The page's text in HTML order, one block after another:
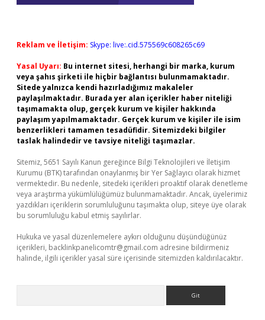
Reklam ve İletişim: Skype: live:.cid.575569c608265c69
Yasal Uyarı: Bu internet sitesi, herhangi bir marka, kurum
veya şahıs şirketi ile hiçbir bağlantısı bulunmamaktadır.
Sitede yalnızca kendi hazırladığımız makaleler
paylaşılmaktadır. Burada yer alan içerikler haber niteliği
taşımamakta olup, gerçek kurum ve kişiler hakkında
paylaşım yapılmamaktadır. Gerçek kurum ve kişiler ile isim
benzerlikleri tamamen tesadüfidir. Sitemizdeki bilgiler
taslak halindedir ve tavsiye niteliği taşımazlar.
Sitemiz, 5651 Sayılı Kanun gereğince Bilgi Teknolojileri ve İletişim
Kurumu (BTK) tarafından onaylanmış bir Yer Sağlayıcı olarak hizmet
vermektedir. Bu nedenle, sitedeki içerikleri proaktif olarak denetleme
veya araştırma yükümlülüğümüz bulunmamaktadır. Ancak, üyelerimiz
yazdıkları içeriklerin sorumluluğunu taşımakta olup, siteye üye olarak
bu sorumluluğu kabul etmiş sayılırlar.
Hukuka ve yasal düzenlemelere aykırı olduğunu düşündüğünüz
içerikleri, backlinkpanelicomtr@gmail.com adresine bildirmeniz
halinde, ilgili içerikler yasal süre içerisinde sitemizden kaldırılacaktır.